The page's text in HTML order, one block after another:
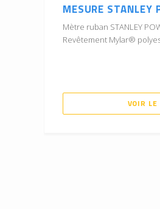
MESURE STANLEY
Mètre ruban STANLEY
Revêtement Mylar®
VOIR